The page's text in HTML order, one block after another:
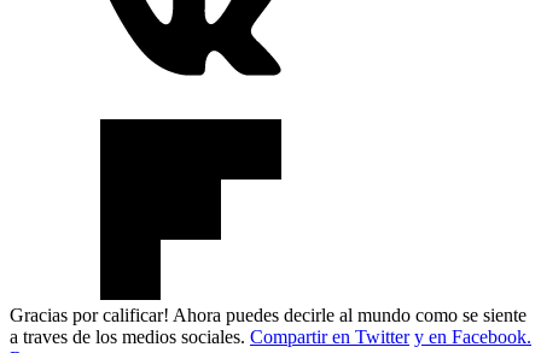
Gracias por calificar! Ahora puedes decirle al mundo como se siente
a traves de los medios sociales. Compartir en Twitter y en Facebook.